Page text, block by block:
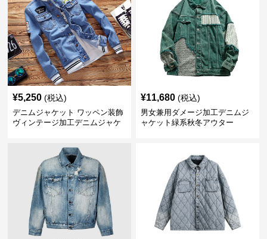
¥5,250 (税込)
デニムジャケット ワッペン装飾
ヴィンテージ加工デニムジャケ
¥11,680 (税込)
男女兼用ダメージ加工デニムジ
ャケット緑系秋冬アウター